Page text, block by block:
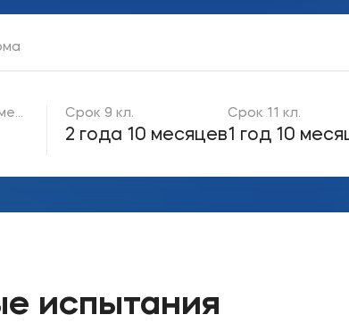
Об образовательной организации
Банковские реквизиты
Количество мест Срок 9 кл.
2 года 10 месяцев
Срок 11 кл.
1 год 10
испытания